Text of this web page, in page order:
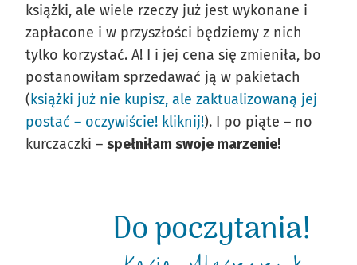
książki, ale wiele rzeczy już jest wykonane i
zapłacone i w przyszłości będziemy z nich
tylko korzystać. A! I i jej cena się zmieniła, bo
postanowiłam sprzedawać ją w pakietach
(książki już nie kupisz, ale zaktualizowaną jej
postać – oczywiście! kliknij!). I po piąte – no
kurczaczki – spełniłam swoje marzenie!